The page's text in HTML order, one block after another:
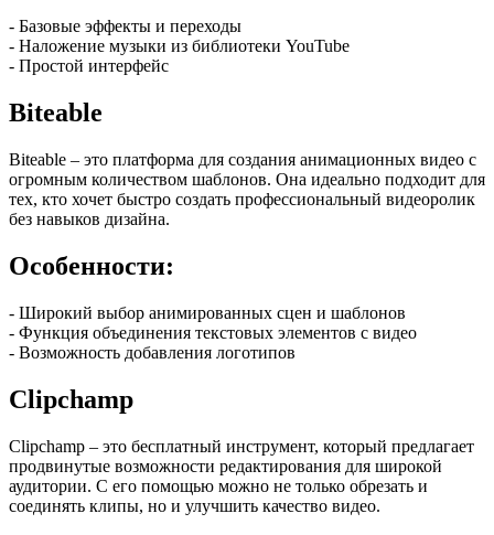
- Базовые эффекты и переходы
- Наложение музыки из библиотеки YouTube
- Простой интерфейс
Biteable
Biteable – это платформа для создания анимационных видео с
огромным количеством шаблонов. Она идеально подходит для
тех, кто хочет быстро создать профессиональный видеоролик
без навыков дизайна.
Особенности:
- Широкий выбор анимированных сцен и шаблонов
- Функция объединения текстовых элементов с видео
- Возможность добавления логотипов
Clipchamp
Clipchamp – это бесплатный инструмент, который предлагает
продвинутые возможности редактирования для широкой
аудитории. С его помощью можно не только обрезать и
соединять клипы, но и улучшить качество видео.